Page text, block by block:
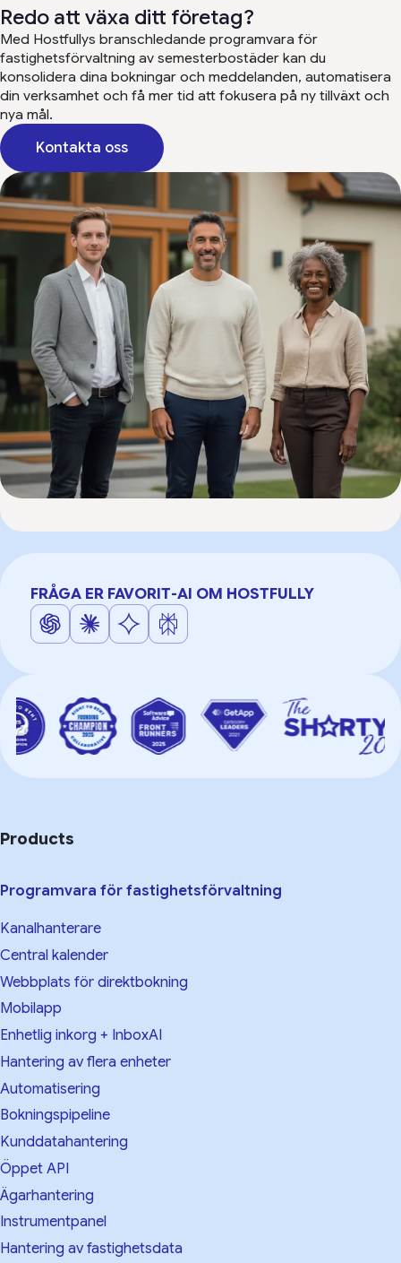
Redo att växa ditt företag?
Med Hostfullys branschledande programvara för
fastighetsförvaltning av semesterbostäder kan du
konsolidera dina bokningar och meddelanden, automatisera
din verksamhet och få mer tid att fokusera på ny tillväxt och
nya mål.
Kontakta oss
FRÅGA ER FAVORIT-AI OM HOSTFULLY
Products
Programvara för fastighetsförvaltning
Kanalhanterare
Central kalender
Webbplats för direktbokning
Mobilapp
Enhetlig inkorg + InboxAI
Hantering av flera enheter
Automatisering
Bokningspipeline
Kunddatahantering
Öppet API
Ägarhantering
Instrumentpanel
Hantering av fastighetsdata